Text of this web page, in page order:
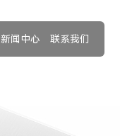
新闻中心 联系我们